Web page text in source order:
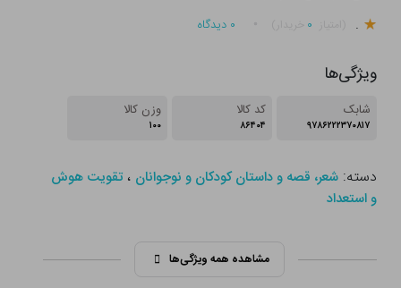
. ۰ ۰ دیدگاه
ویژگی‌ها
شابک
۹۷۸۶۲۲۲۳۷۰۸۱۷
کد کالا
۸۶۴۰۴
وزن کالا
۱۰۰
دسته:شعر، قصه و داستان کودکان و نوجوانان ،تقویت هوش
و استعداد
مشاهده همه ویژگی‌ها